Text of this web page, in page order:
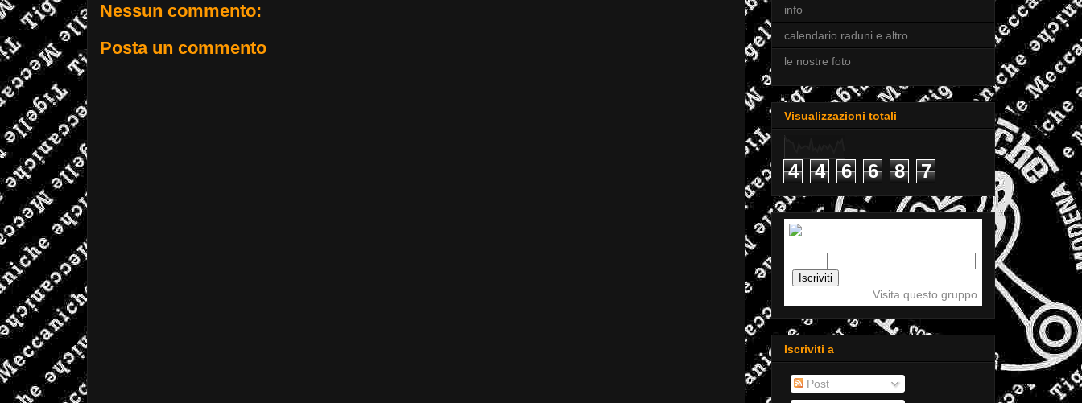
Nessun commento:
Posta un commento
info
calendario raduni e altro....
le nostre foto
Visualizzazioni totali
4 4 6 6 8 7
Visita questo gruppo
Iscriviti a
Post